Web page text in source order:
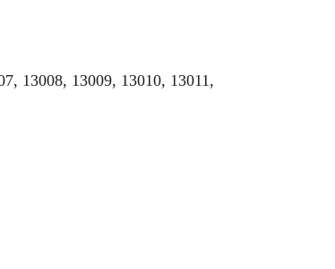
13008, 13009, 13010, 13011,